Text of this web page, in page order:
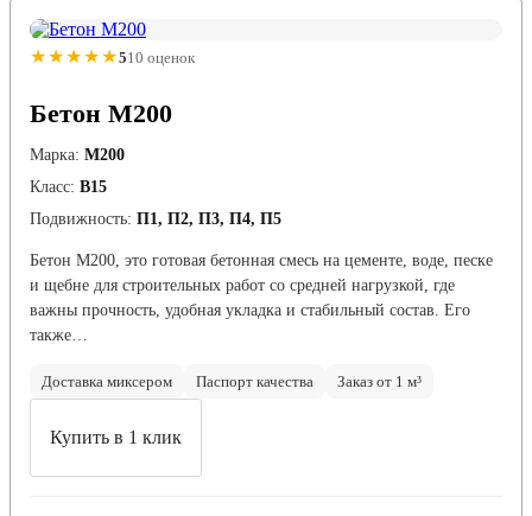
★★★★★510 оценок
Бетон М200
Марка: М200
Класс: В15
Подвижность: П1, П2, П3, П4, П5
Бетон М200, это готовая бетонная смесь на цементе, воде, песке
и щебне для строительных работ со средней нагрузкой, где
важны прочность, удобная укладка и стабильный состав. Его
также…
Доставка миксером Паспорт качества Заказ от 1 м³
Купить в 1 клик